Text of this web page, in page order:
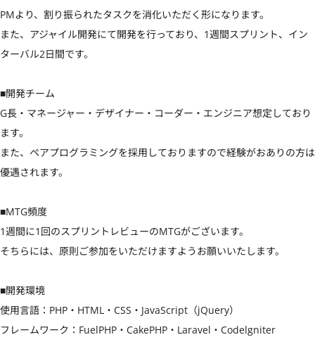
PMより、割り振られたタスクを消化いただく形になります。
また、アジャイル開発にて開発を行っており、1週間スプリント、イン
ターバル2日間です。
■開発チーム
G長・マネージャー・デザイナー・コーダー・エンジニア想定しており
ます。
また、ペアプログラミングを採用しておりますので経験がおありの方は
優遇されます。
■MTG頻度
1週間に1回のスプリントレビューのMTGがございます。
そちらには、原則ご参加をいただけますようお願いいたします。
■開発環境
使用言語：PHP・HTML・CSS・JavaScript（jQuery）
フレームワーク：FuelPHP・CakePHP・Laravel・Codelgniter